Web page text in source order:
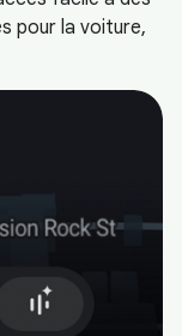
pour la voiture,